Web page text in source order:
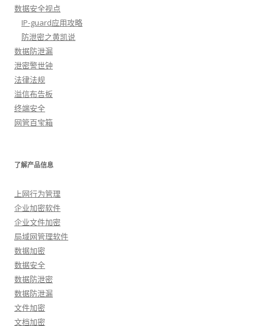
数据安全视点
IP-guard应用攻略
防泄密之黄凯说
数据防泄漏
泄密警世钟
法律法规
溢信布告板
终端安全
网管百宝箱
了解产品信息
上网行为管理
企业加密软件
企业文件加密
局域网管理软件
数据加密
数据安全
数据防泄密
数据防泄漏
文件加密
文档加密